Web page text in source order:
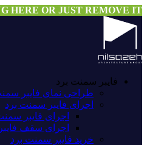
HERE OR JUST REMOVE IT…
فایبر سمنت برد
طراحی نمای فایبر
اجرای فایبر سمنت برد
اجرای فایبر
اجرای سقف
خرید فایبر سمنت برد